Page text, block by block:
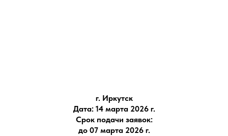
г. Иркутск
Дата: 14 марта 2026 г.
​Срок подачи заявок:
до 07 марта 2026 г.